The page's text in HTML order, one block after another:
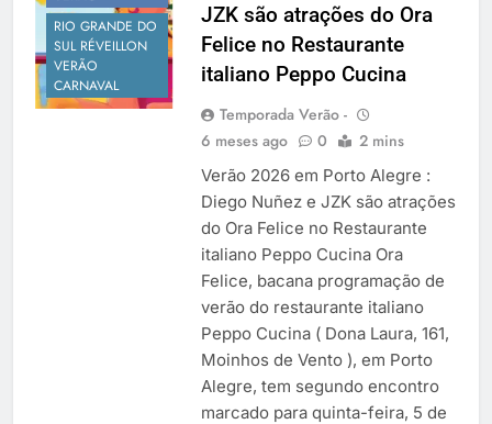
Temporada Verão 2027
RIO GRANDE DO
SUL RÉVEILLON
VERÃO
CARNAVAL
JZK são atrações do Ora
Felice no Restaurante
italiano Peppo Cucina
Temporada Verão -
6 meses ago
0 2 mins
Verão 2026 em Porto Alegre :
Diego Nuñez e JZK são atrações
do Ora Felice no Restaurante
italiano Peppo Cucina Ora
Felice, bacana programação de
verão do restaurante italiano
Peppo Cucina ( Dona Laura, 161,
Moinhos de Vento ), em Porto
Alegre, tem segundo encontro
marcado para quinta-feira, 5 de